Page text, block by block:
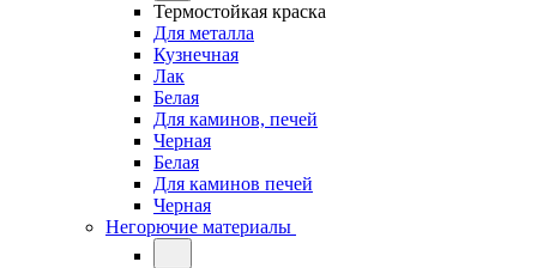
Термостойкая краска
Для металла
Кузнечная
Лак
Белая
Для каминов, печей
Черная
Белая
Для каминов печей
Черная
Негорючие материалы